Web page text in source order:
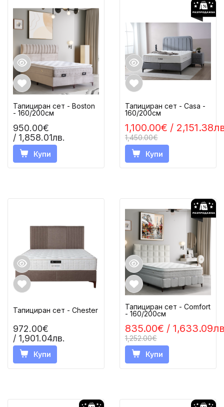
950.00€
/ 1,858.01лв.
Тапициран сет - Boston
- 160/200см
Купи
1,100.00€ /
1,450.00€
Тапициран сет - Casa -
160/200см
Купи
972.00€
/ 1,901.04лв.
Тапициран сет - Chester
Купи
835.00€ /
1,252.00€
Тапициран сет - Comfort
- 160/200см
Купи